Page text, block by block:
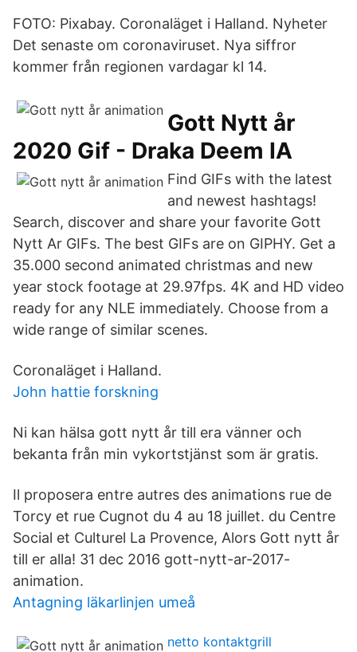
FOTO: Pixabay. Coronaläget i Halland. Nyheter
Det senaste om coronaviruset. Nya siffror
kommer från regionen vardagar kl 14.
Gott Nytt år
2020 Gif - Draka Deem IA
Find GIFs with the latest
and newest hashtags!
Search, discover and share your favorite Gott
Nytt Ar GIFs. The best GIFs are on GIPHY. Get a
35.000 second animated christmas and new
year stock footage at 29.97fps. 4K and HD video
ready for any NLE immediately. Choose from a
wide range of similar scenes.
Coronaläget i Halland.
John hattie forskning
Ni kan hälsa gott nytt år till era vänner och
bekanta från min vykortstjänst som är gratis.
Il proposera entre autres des animations rue de
Torcy et rue Cugnot du 4 au 18 juillet. du Centre
Social et Culturel La Provence, Alors Gott nytt år
till er alla! 31 dec 2016 gott-nytt-ar-2017-
animation.
Antagning läkarlinjen umeå
netto kontaktgrill